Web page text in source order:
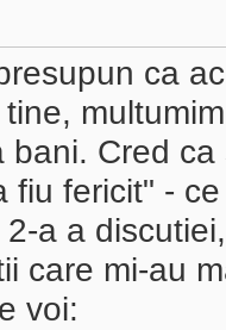
ca
bani. Cred
fiu fericit" -
a a
care mi-au
voi: